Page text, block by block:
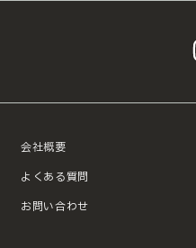
会社概要
よくある質問
お問い合わせ